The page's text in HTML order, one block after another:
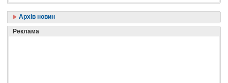
Архів новин
Реклама